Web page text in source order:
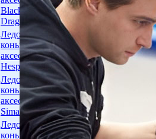
Black
Dragon
Ледовые
коньки и
аксессуары
Hespeler
Ледовые
коньки и
аксессуары
Sima
Ледовые
коньки и
ONLITOP